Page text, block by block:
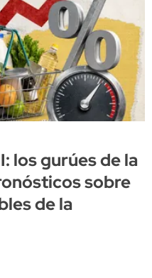
los gurúes de la
sobre
de la